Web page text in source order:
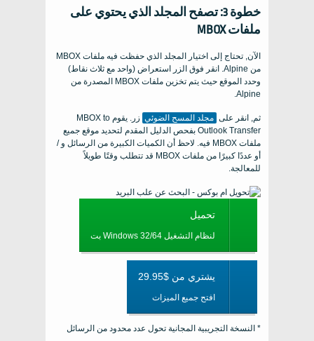
خطوة 3: تصفح المجلد الذي يحتوي على
ملفات MBOX
الآن, تحتاج إلى اختيار المجلد الذي حفظت فيه ملفات MBOX
من Alpine. انقر فوق الزر استعراض (واحد مع ثلاث نقاط)
وحدد الموقع حيث يتم تخزين ملفات MBOX المصدرة من
Alpine.
ثم, انقر على مجلد المسح الضوئي
زر. يقوم MBOX to
Outlook Transfer بفحص الدليل المقدم لتحديد موقع جميع
ملفات MBOX فيه. لاحظ أن الكميات الكبيرة من الرسائل و /
أو عددًا كبيرًا من ملفات MBOX قد تتطلب وقتًا طويلاً
للمعالجة.
تحميل
لنظام التشغيل Windows 32/64 بت
يشتري من $29.95
افتح جميع الميزات
* النسخة التجريبية المجانية تحول عدد محدود من الرسائل